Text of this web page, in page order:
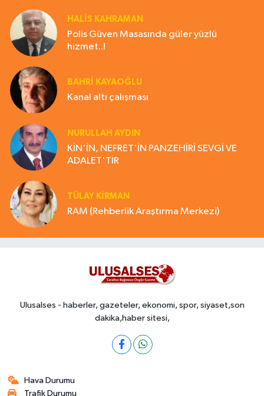
HALIS KAHRAMAN
Polis Güven Masasında güler yüzlü
hizmet..!
BAHRI KAYAOĞLU
Kanal altı çalışması
NURULLAH AYDIN
KİN'İN, NEFRET'İN PANZEHİRİ SEVGİ VE
ADALET'TİR
TÜLAY KİRMAN
RAM (Rehberlik Araştırma Merkezi)
Ulusalses - haberler, gazeteler, ekonomi, spor, siyaset,son
dakika,haber sitesi,
Hava Durumu
Trafik Durumu